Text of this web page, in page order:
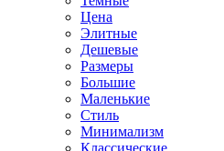
Цена
Элитные
Дешевые
Размеры
Большие
Маленькие
Стиль
Минимализм
Классические